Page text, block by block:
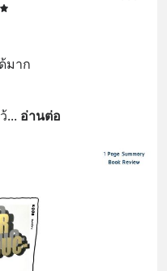
มาก
... อ่านต่อ